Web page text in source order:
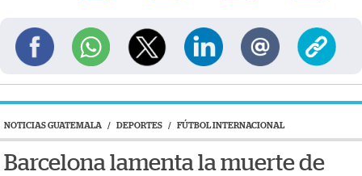
NOTICIAS GUATEMALA / DEPORTES / FÚTBOL INTERNACIONAL
Barcelona lamenta la muerte de